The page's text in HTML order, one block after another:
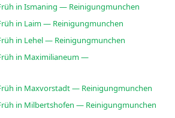
in Ismaning — Reinigungmunchen
in Laim — Reinigungmunchen
in Lehel — Reinigungmunchen
in Maximilianeum —
in Maxvorstadt — Reinigungmunchen
in Milbertshofen — Reinigungmunchen